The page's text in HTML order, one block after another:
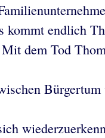
endlich
dem Tod